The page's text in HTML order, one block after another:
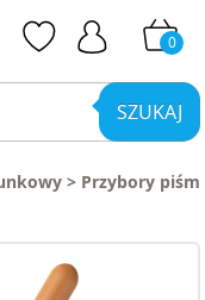
0
SZUKAJ
> Przybory